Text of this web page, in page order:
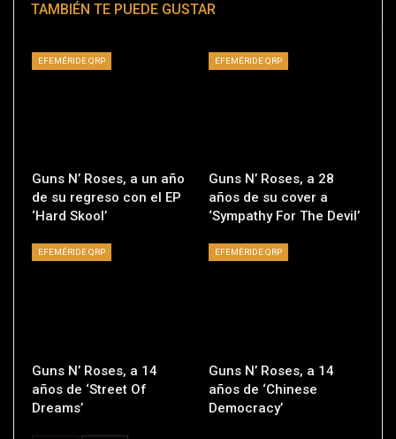
TAMBIÉN TE PUEDE GUSTAR
EFEMÉRIDE QRP
Guns N’ Roses, a un año
de su regreso con el EP
‘Hard Skool’
EFEMÉRIDE QRP
Guns N’ Roses, a 28
años de su cover a
‘Sympathy For The Devil’
EFEMÉRIDE QRP
Guns N’ Roses, a 14
años de ‘Street Of
Dreams’
EFEMÉRIDE QRP
Guns N’ Roses, a 14
años de ‘Chinese
Democracy’